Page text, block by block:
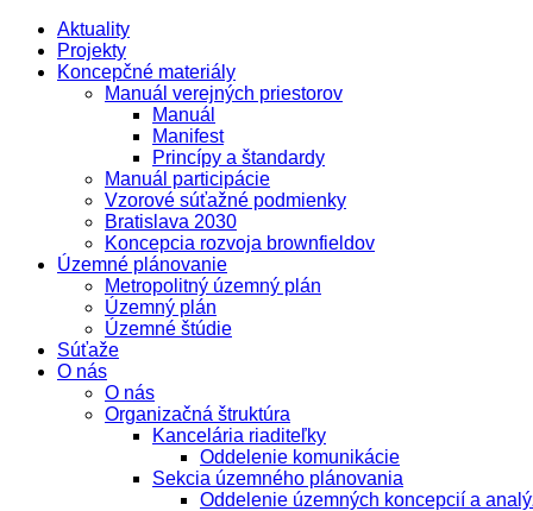
Aktuality
Projekty
Koncepčné materiály
Manuál verejných priestorov
Manuál
Manifest
Princípy a štandardy
Manuál participácie
Vzorové súťažné podmienky
Bratislava 2030
Koncepcia rozvoja brownfieldov
Územné plánovanie
Metropolitný územný plán
Územný plán
Územné štúdie
Súťaže
O nás
O nás
Organizačná štruktúra
Kancelária riaditeľky
Oddelenie komunikácie
Sekcia územného plánovania
Oddelenie územných koncepcií a